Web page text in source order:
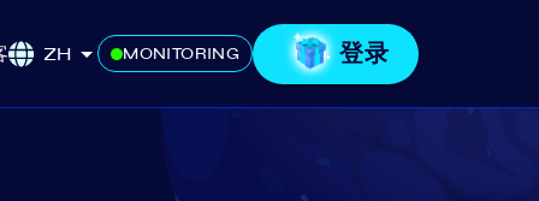
ZH MONITORING 登录